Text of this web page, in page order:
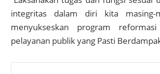
integritas dalam diri kita masing-
menyukseskan program
pelayanan publik yang Pasti